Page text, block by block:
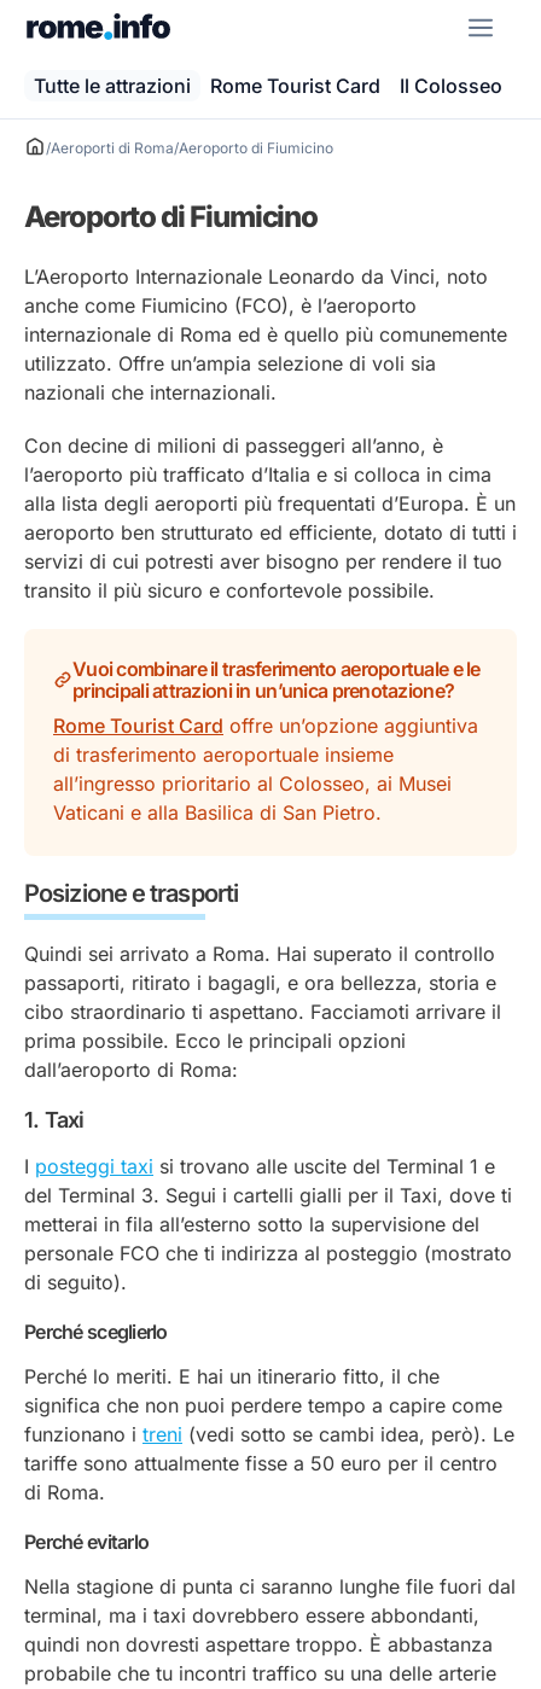
Tutte le attrazioni Rome Tourist Card Il Colosseo
/Aeroporti di Roma/Aeroporto di Fiumicino
Aeroporto di Fiumicino
L’Aeroporto Internazionale Leonardo da Vinci, noto
anche come Fiumicino (FCO), è l’aeroporto
internazionale di Roma ed è quello più comunemente
utilizzato. Offre un’ampia selezione di voli sia
nazionali che internazionali.
Con decine di milioni di passeggeri all’anno, è
l’aeroporto più trafficato d’Italia e si colloca in cima
alla lista degli aeroporti più frequentati d’Europa. È un
aeroporto ben strutturato ed efficiente, dotato di tutti i
servizi di cui potresti aver bisogno per rendere il tuo
transito il più sicuro e confortevole possibile.
Vuoi combinare il trasferimento aeroportuale e le
principali attrazioni in un’unica prenotazione?
Rome Tourist Card offre un’opzione aggiuntiva
di trasferimento aeroportuale insieme
all’ingresso prioritario al Colosseo, ai Musei
Vaticani e alla Basilica di San Pietro.
Posizione e trasporti
Quindi sei arrivato a Roma. Hai superato il controllo
passaporti, ritirato i bagagli, e ora bellezza, storia e
cibo straordinario ti aspettano. Facciamoti arrivare il
prima possibile. Ecco le principali opzioni
dall’aeroporto di Roma:
1. Taxi
I posteggi taxi si trovano alle uscite del Terminal 1 e
del Terminal 3. Segui i cartelli gialli per il Taxi, dove ti
metterai in fila all’esterno sotto la supervisione del
personale FCO che ti indirizza al posteggio (mostrato
di seguito).
Perché sceglierlo
Perché lo meriti. E hai un itinerario fitto, il che
significa che non puoi perdere tempo a capire come
funzionano i treni (vedi sotto se cambi idea, però). Le
tariffe sono attualmente fisse a 50 euro per il centro
di Roma.
Perché evitarlo
Nella stagione di punta ci saranno lunghe file fuori dal
terminal, ma i taxi dovrebbero essere abbondanti,
quindi non dovresti aspettare troppo. È abbastanza
probabile che tu incontri traffico su una delle arterie